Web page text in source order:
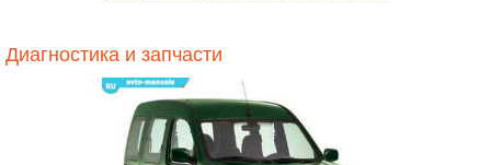
Диагностика и запчасти